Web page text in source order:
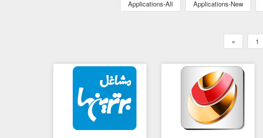
Applications-All Applications-New
« 1